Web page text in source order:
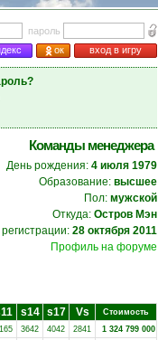
пароль
ок вход в игру
Команды менеджера
День рождения: 4 июля 1979
Образование: высшее
Пол: мужской
Откуда: Остров Мэн
28 октября 2011
Профиль на форуме
s14 s17 Vs
Стоимость
3642 4042 2841
1 324 799 000